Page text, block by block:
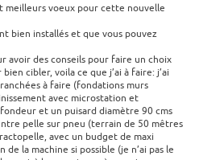
voeux pour cette nouvelle
bien installés et que vous pouvez
avoir des conseils pour faire un choix
cibler, voila ce que j’ai à faire: j’ai
à faire (fondations murs
avec microstation et
et un puisard diamètre 90 cms
pelle sur pneu (terrain de 50 mêtres
avec un budget de maxi
la machine si possible (je n’ai pas le